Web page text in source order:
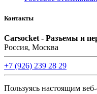
Контакты
Carsocket - Разъемы и
Россия, Москва
+7 (926) 239 28 29
Пользуясь настоящим